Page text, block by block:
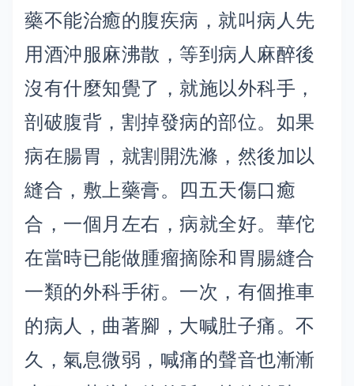
藥不能治癒的腹疾病，就叫病人先
用酒沖服麻沸散，等到病人麻醉後
沒有什麼知覺了，就施以外科手，
剖破腹背，割掉發病的部位。如果
病在腸胃，就割開洗滌，然後加以
縫合，敷上藥膏。四五天傷口癒
合，一個月左右，病就全好。華佗
在當時已能做腫瘤摘除和胃腸縫合
一類的外科手術。一次，有個推車
的病人，曲著腳，大喊肚子痛。不
久，氣息微弱，喊痛的聲音也漸漸